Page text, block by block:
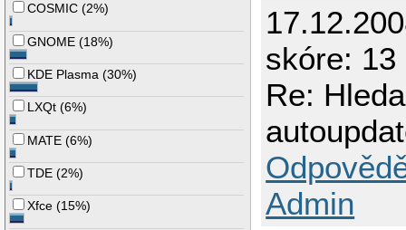
COSMIC (2%)
GNOME (18%)
KDE Plasma (30%)
LXQt (6%)
MATE (6%)
TDE (2%)
Xfce (15%)
skóre: 13
Re:
Admin